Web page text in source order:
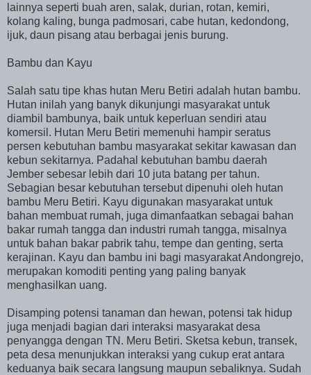
lainnya seperti buah aren, salak, durian, rotan, kemiri,
kolang kaling, bunga padmosari, cabe hutan, kedondong,
ijuk, daun pisang atau berbagai jenis burung.
Bambu dan Kayu
Salah satu tipe khas hutan Meru Betiri adalah hutan bambu.
Hutan inilah yang banyk dikunjungi masyarakat untuk
diambil bambunya, baik untuk keperluan sendiri atau
komersil. Hutan Meru Betiri memenuhi hampir seratus
persen kebutuhan bambu masyarakat sekitar kawasan dan
kebun sekitarnya. Padahal kebutuhan bambu daerah
Jember sebesar lebih dari 10 juta batang per tahun.
Sebagian besar kebutuhan tersebut dipenuhi oleh hutan
bambu Meru Betiri. Kayu digunakan masyarakat untuk
bahan membuat rumah, juga dimanfaatkan sebagai bahan
bakar rumah tangga dan industri rumah tangga, misalnya
untuk bahan bakar pabrik tahu, tempe dan genting, serta
kerajinan. Kayu dan bambu ini bagi masyarakat Andongrejo,
merupakan komoditi penting yang paling banyak
menghasilkan uang.
Disamping potensi tanaman dan hewan, potensi tak hidup
juga menjadi bagian dari interaksi masyarakat desa
penyangga dengan TN. Meru Betiri. Sketsa kebun, transek,
peta desa menunjukkan interaksi yang cukup erat antara
keduanya baik secara langsung maupun sebaliknya. Sudah